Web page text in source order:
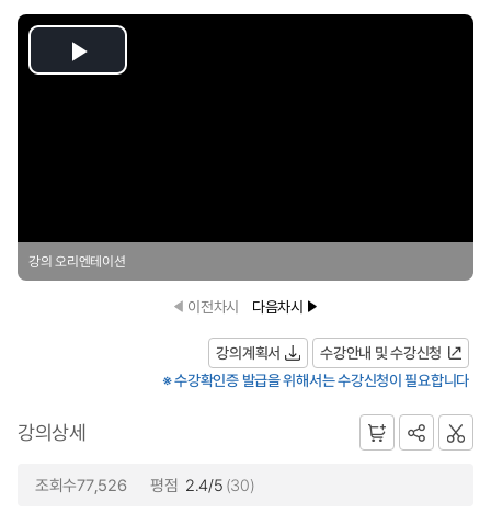
Play
강의 오리엔테이션
이전차시 다음차시
강의계획서
수강안내 및 수강신청
※ 수강확인증 발급을 위해서는 수강신청이 필요합니다
강의상세
조회수77,526 평점 2.4/5 (30)